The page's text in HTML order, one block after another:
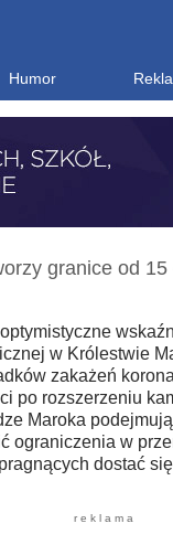
Humor
granice od 15
w Królestwie
zakażeń
po rozszerzeniu
Maroka
ograniczenia w
dostać
r e k l a m a